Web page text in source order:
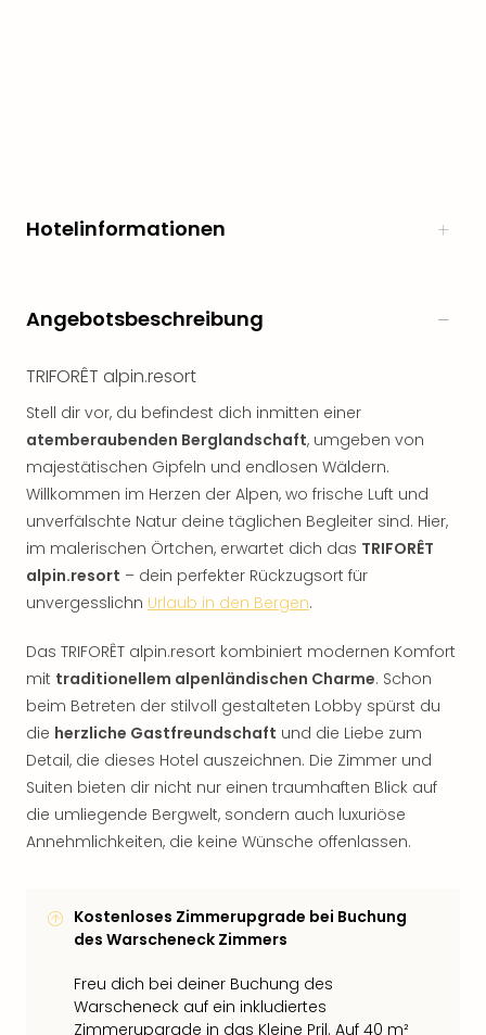
Hotelinformationen
Angebotsbeschreibung
TRIFORÊT alpin.resort
Stell dir vor, du befindest dich inmitten einer
atemberaubenden Berglandschaft, umgeben von
majestätischen Gipfeln und endlosen Wäldern.
Willkommen im Herzen der Alpen, wo frische Luft und
unverfälschte Natur deine täglichen Begleiter sind. Hier,
im malerischen Örtchen, erwartet dich das TRIFORÊT
alpin.resort – dein perfekter Rückzugsort für
unvergesslichn Urlaub in den Bergen.
Das TRIFORÊT alpin.resort kombiniert modernen Komfort
mit traditionellem alpenländischen Charme. Schon
beim Betreten der stilvoll gestalteten Lobby spürst du
die herzliche Gastfreundschaft und die Liebe zum
Detail, die dieses Hotel auszeichnen. Die Zimmer und
Suiten bieten dir nicht nur einen traumhaften Blick auf
die umliegende Bergwelt, sondern auch luxuriöse
Annehmlichkeiten, die keine Wünsche offenlassen.
Kostenloses Zimmerupgrade bei Buchung
des Warscheneck Zimmers
Freu dich bei deiner Buchung des
Warscheneck auf ein inkludiertes
Zimmerupgrade in das Kleine Pril. Auf 40 m²